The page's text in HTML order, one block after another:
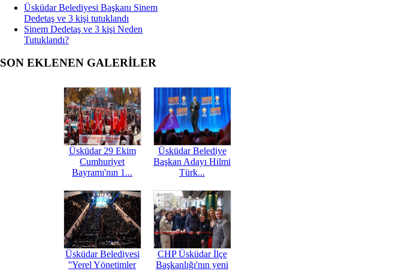
Üsküdar Belediyesi Başkanı Sinem
Dedetaş ve 3 kişi tutuklandı
Sinem Dedetaş ve 3 kişi Neden
Tutuklandı?
SON EKLENEN GALERİLER
Üsküdar 29 Ekim
Cumhuriyet
Bayramı'nın 1...
Üsküdar Belediye
Başkan Adayı Hilmi
Türk...
Üsküdar Belediyesi
''Yerel Yönetimler
CHP Üsküdar İlçe
Başkanlığı'nın yeni